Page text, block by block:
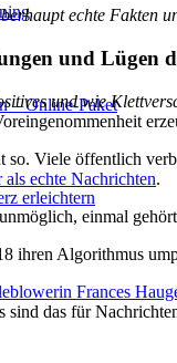
– Online-Paket
erleichtern
echte Fakten
und Lügen
und wie
so. Viele öffentlich
als echte Nachrichten.
einmal
ihren Algorithmus
Frances
sind das für